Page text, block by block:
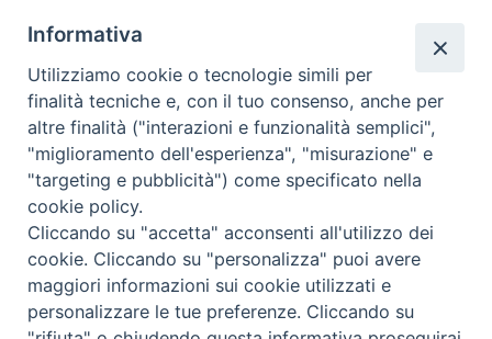
DIOCESI SUBURBICARIA DI ALBANO
Contatti:Tel.: 06.93268401 - Fax.: 06.9323844
E-mail:curia@diocesidialbano.it
Orari: dal Lunedì al Venerdì Ore: 9:00 - 13:00
Lunedì, Mercoledì e Venerdì, Ore 9:30 - 12:30
Informativa
Utilizziamo cookie o tecnologie simili per
finalità tecniche e, con il tuo consenso, anche per
altre finalità ("interazioni e funzionalità semplici",
"miglioramento dell'esperienza", "misurazione" e
"targeting e pubblicità") come specificato nella
cookie policy.
Cliccando su "accetta" acconsenti all'utilizzo dei
cookie. Cliccando su "personalizza" puoi avere
maggiori informazioni sui cookie utilizzati e
personalizzare le tue preferenze. Cliccando su